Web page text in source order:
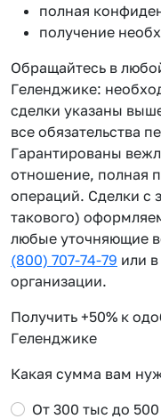
полная
получение
Обращайтесь в
Геленджике:
сделки указаны
все обязательства
Гарантированы
отношение, полная
операций. Сделки с
такового)
любые уточняющие
(800) 707-74-79 или
организации.
Получить +50% к
Геленджике
Какая сумма вам
От 300 тыс до